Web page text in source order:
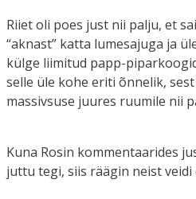
Riiet oli poes just nii palju, et
“aknast” katta lumesajuga ja
külge liimitud papp-
selle üle kohe eriti õnnelik,
massivsuse juures ruumile nii
Kuna Rosin kommentaarides
juttu tegi, siis räägin neist veidi